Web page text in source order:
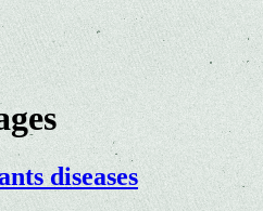
diseases